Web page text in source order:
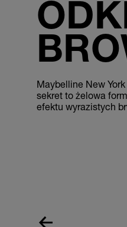
Maybelline New
sekret to żelowa
efektu wyrazistych